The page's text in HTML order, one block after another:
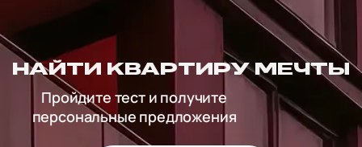
НАЙТИ КВАРТИРУ МЕЧТЫ
Пройдите тест и получите
персональные предложения